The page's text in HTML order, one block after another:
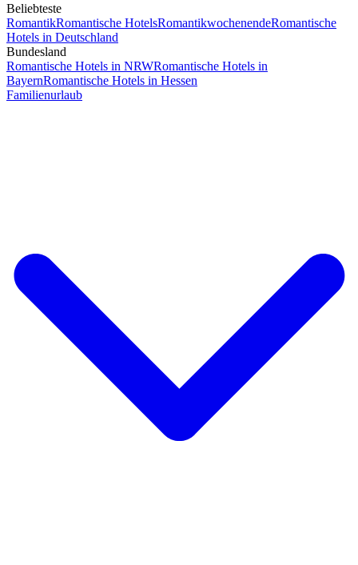
Beliebteste
RomantikRomantische HotelsRomantikwochenendeRomantische
Hotels in Deutschland
Bundesland
Romantische Hotels in NRWRomantische Hotels in
BayernRomantische Hotels in Hessen
Familienurlaub